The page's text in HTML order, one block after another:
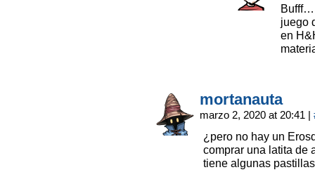
Bufff…
juego
en
mortanauta
marzo 2, 2020 at 20:41 |
¿pero no hay un
comprar una latita de
tiene algunas